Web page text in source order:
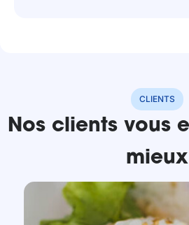
CLIENTS
Nos clients vous
mieux